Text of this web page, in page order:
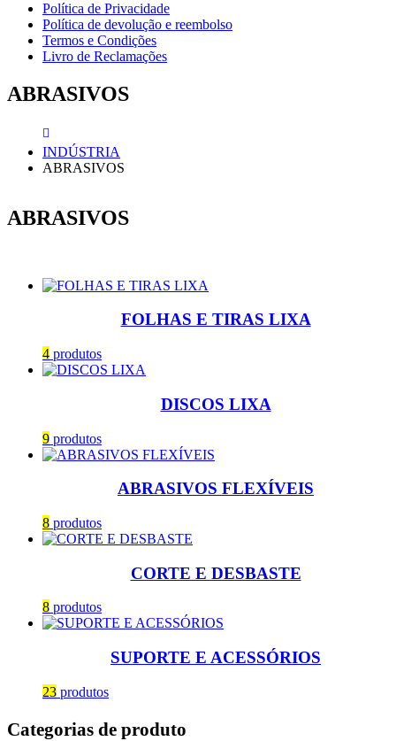
Política de Privacidade
Política de devolução e reembolso
Termos e Condições
Livro de Reclamações
ABRASIVOS
INDÚSTRIA
ABRASIVOS
ABRASIVOS
FOLHAS E TIRAS LIXA
4 produtos
DISCOS LIXA
9 produtos
ABRASIVOS FLEXÍVEIS
8 produtos
CORTE E DESBASTE
8 produtos
SUPORTE E ACESSÓRIOS
23 produtos
Categorias de produto